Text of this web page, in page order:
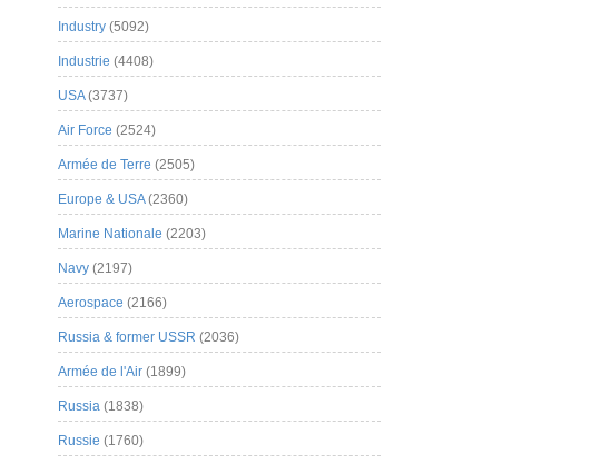
Industry (5092)
Industrie (4408)
USA(3737)
Air Force (2524)
Armée de Terre (2505)
Europe & USA(2360)
Marine Nationale (2203)
Navy (2197)
Aerospace (2166)
Russia & former USSR (2036)
Armée de l'Air (1899)
Russia (1838)
Russie (1760)